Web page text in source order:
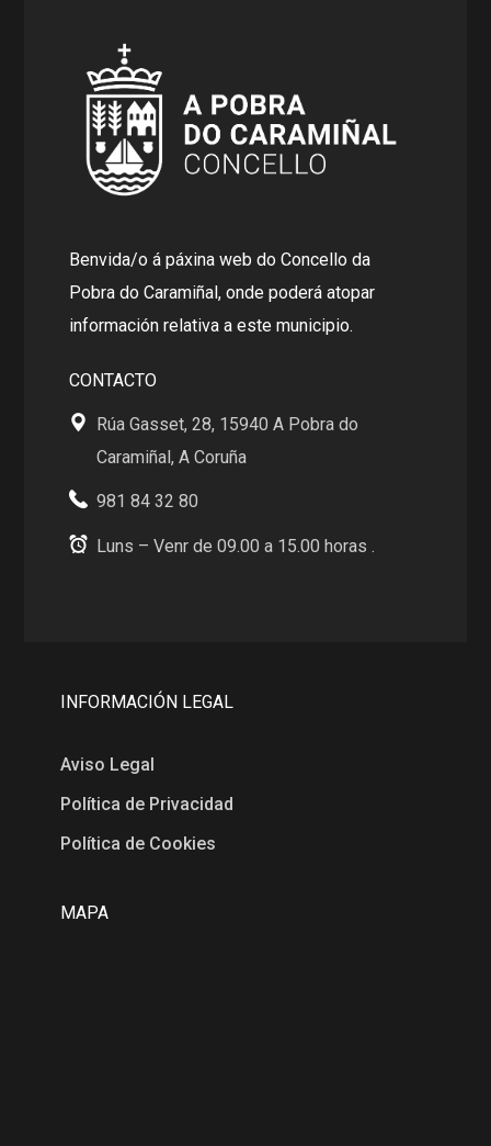
Benvida/o á páxina web do Concello da
Pobra do Caramiñal, onde poderá atopar
información relativa a este municipio.
CONTACTO
Rúa Gasset, 28, 15940 A Pobra do
Caramiñal, A Coruña
981 84 32 80
Luns – Venr de 09.00 a 15.00 horas .
INFORMACIÓN LEGAL
Aviso Legal
Política de Privacidad
Política de Cookies
MAPA